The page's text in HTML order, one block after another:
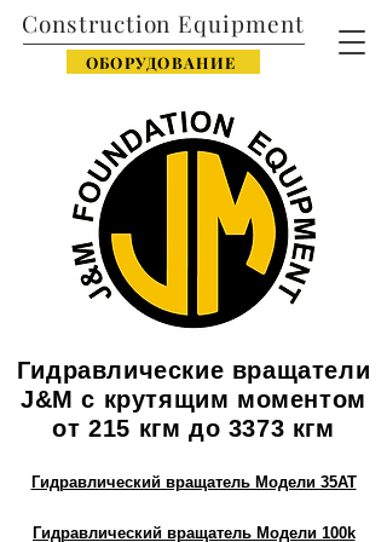
Construction Equipment
ОБОРУДОВАНИЕ
Гидравлические вращатели
J&M с крутящим моментом
от 215 кгм до 3373 кгм
Гидравлический вращатель Модели 35AT
Гидравлический вращатель Модели 100k